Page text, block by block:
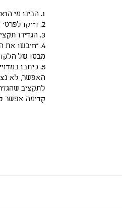
1. הבינו מי הוא קהל היעד שלכם
2. דייקו לפרטי פרטים את המוצר / שירות שלכם
3. הגדירו תקציב ויעדים (מכירות ולוחות זמנים)
4. “חיבשו
מבטו של
5. כיתבו
האפשר, לא
לתקציב
קדימה אפשר